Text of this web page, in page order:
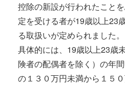
控除の新設が行われたこと
定を受ける者が19歳以上23
る取扱いが定められました。
具体的には、19歳以上23歳
険者の配偶者を除く）の年
の１３０万円未満から１５